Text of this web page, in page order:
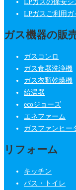
LPガスご利用ガ
ガス機器の販
ガスコンロ
ガス食器洗浄機
ガス衣類乾燥機
給湯器
ecoジョーズ
エネファーム
ガスファンヒー
リフォーム
キッチン
バス・トイレ